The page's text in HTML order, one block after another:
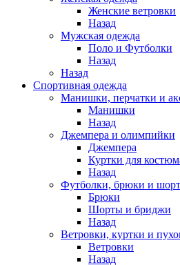
Женские ветровки
Назад
Мужская одежда
Поло и Футболки
Назад
Назад
Спортивная одежда
Манишки, перчатки и
Манишки
Назад
Джемпера и олимпийки
Джемпера
Куртки для
Назад
Футболки, брюки и
Брюки
Шорты и бриджи
Назад
Ветровки, куртки и
Ветровки
Назад